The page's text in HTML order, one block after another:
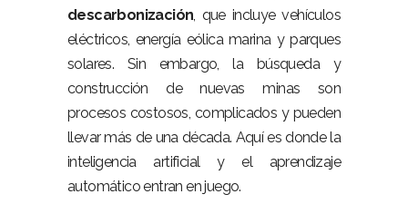
descarbonización, que incluye vehículos
eléctricos, energía eólica marina y parques
solares. Sin embargo, la búsqueda y
construcción de nuevas minas son
procesos costosos, complicados y pueden
llevar más de una década. Aquí es donde la
inteligencia artificial y el aprendizaje
automático entran en juego.